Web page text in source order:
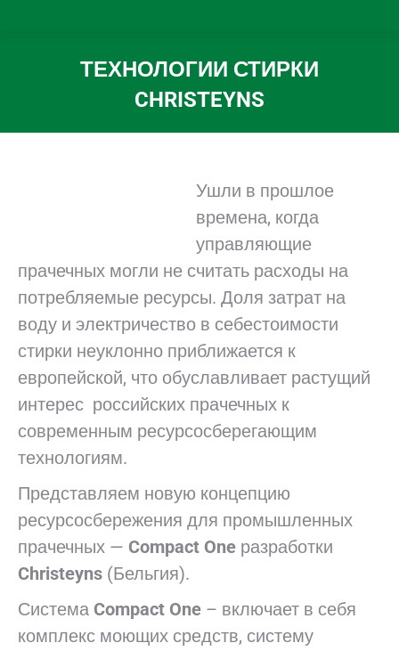
ТЕХНОЛОГИИ СТИРКИ
CHRISTEYNS
Вы здесь:
Ушли в прошлое
времена, когда
управляющие
прачечных могли не считать расходы на
потребляемые ресурсы. Доля затрат на
воду и электричество в себестоимости
стирки неуклонно приближается к
европейской, что обуславливает растущий
интерес российских прачечных к
современным ресурсосберегающим
технологиям.
Представляем новую концепцию
ресурсосбережения для промышленных
прачечных — Compact One разработки
Christeyns (Бельгия).
Система Compact One – включает в себя
комплекс моющих средств, систему